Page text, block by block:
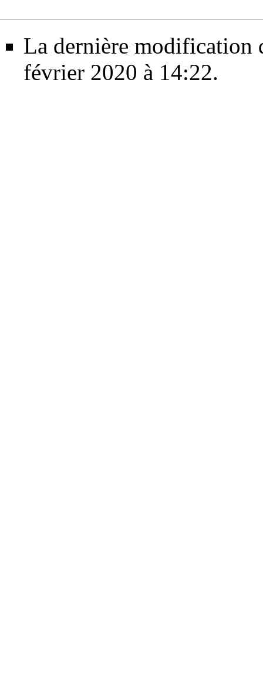
La dernière modification
février 2020 à 14:22.